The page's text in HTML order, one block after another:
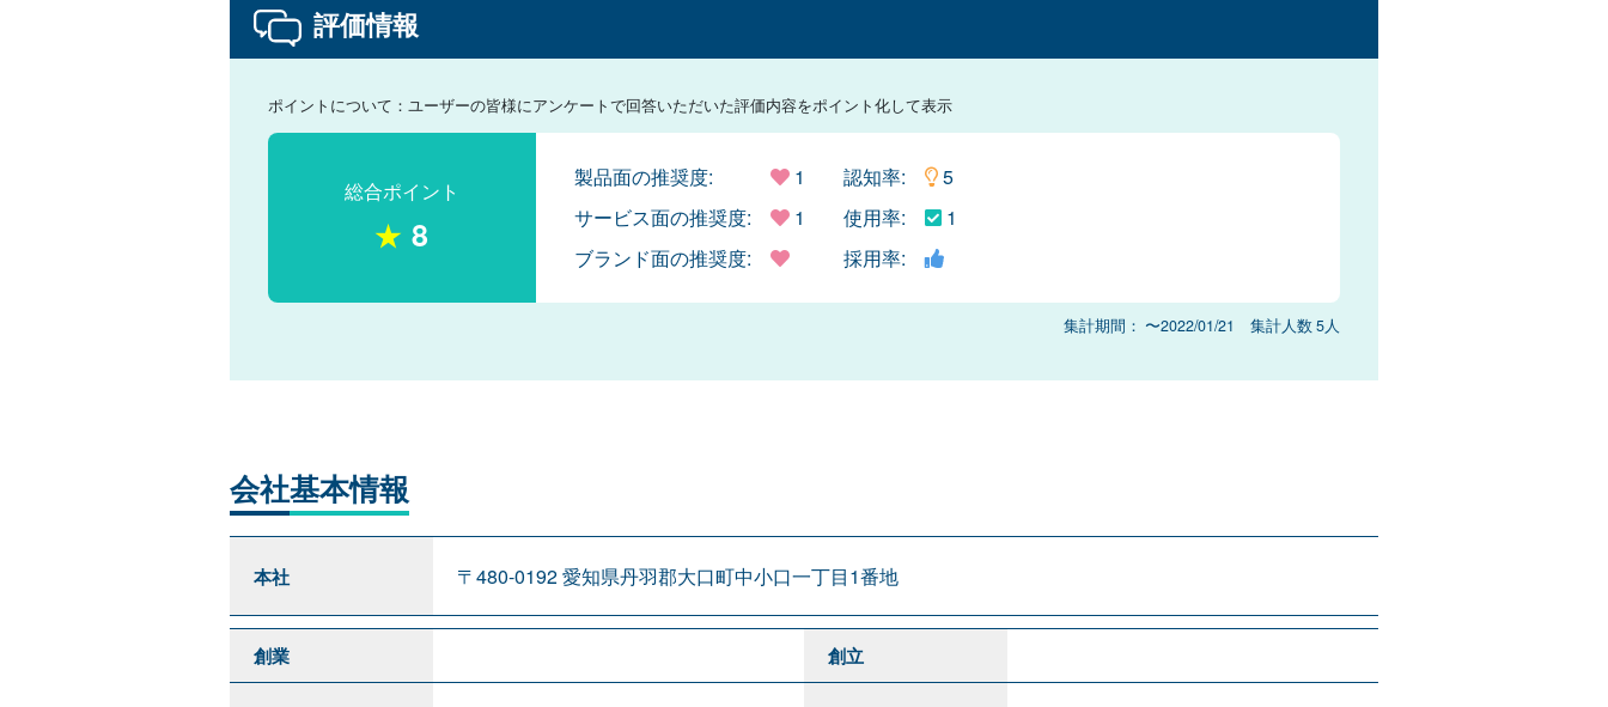
評価情報
ポイントについて：ユーザーの皆様にアンケートで回答いただいた評価内容をポイント化して表示
総合ポイント
★ 8
製品面の推奨度:
サービス面の推奨度:
ブランド面の推奨度:
1
1
認知率:
使用率:
採用率:
5
1
集計期間： 〜2022/01/21 集計人数 5人
会社基本情報
本社 〒480-0192 愛知県丹羽郡大口町中小口一丁目1番地
創業 創立